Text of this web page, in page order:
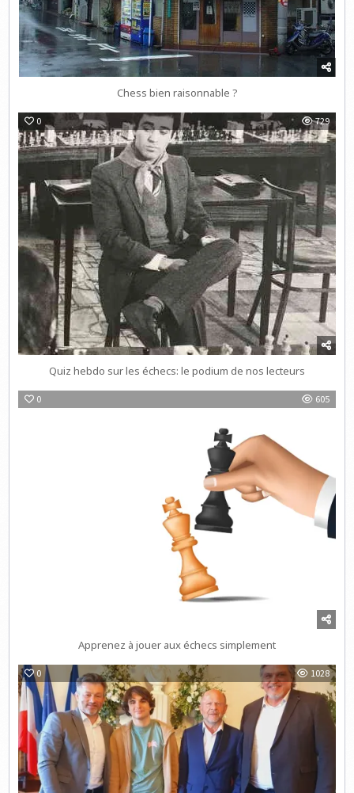
Chess bien raisonnable ?
0 729
Quiz hebdo sur les échecs: le podium de nos lecteurs
0 605
Apprenez à jouer aux échecs simplement
0 1028